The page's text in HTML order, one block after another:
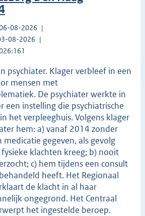
08-2026
08-2026
psychiater. Klager verbleef in een
mensen met
De psychiater werkte in
een instelling die psychiatrische
het verpleeghuis. Volgens klager
hem: a) vanaf 2014 zonder
gegeven, als gevolg
klachten kreeg; b) nooit
c) hem tijdens een consult
heeft. Het Regionaal
de klacht in al haar
ongegrond. Het Centraal
het ingestelde beroep.